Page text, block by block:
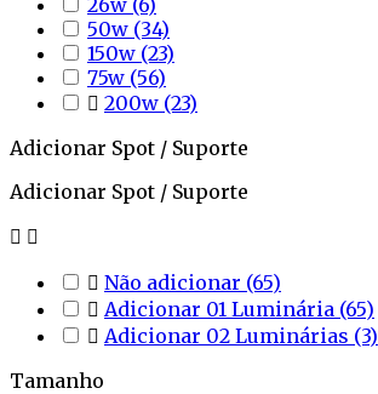
26w (6)
50w (34)
150w (23)
75w (56)
 200w (23)
Adicionar Spot / Suporte
Adicionar Spot / Suporte
 
 Não adicionar (65)
 Adicionar 01 Luminária (65)
 Adicionar 02 Luminárias (3)
Tamanho